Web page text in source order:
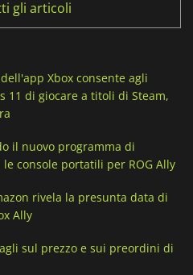
gli articoli
Xbox consente agli
11 di giocare a titoli di Steam,
il nuovo programma di
console portatili per ROG Ally
rivela la presunta data di
Ally
sul prezzo e sui preordini di